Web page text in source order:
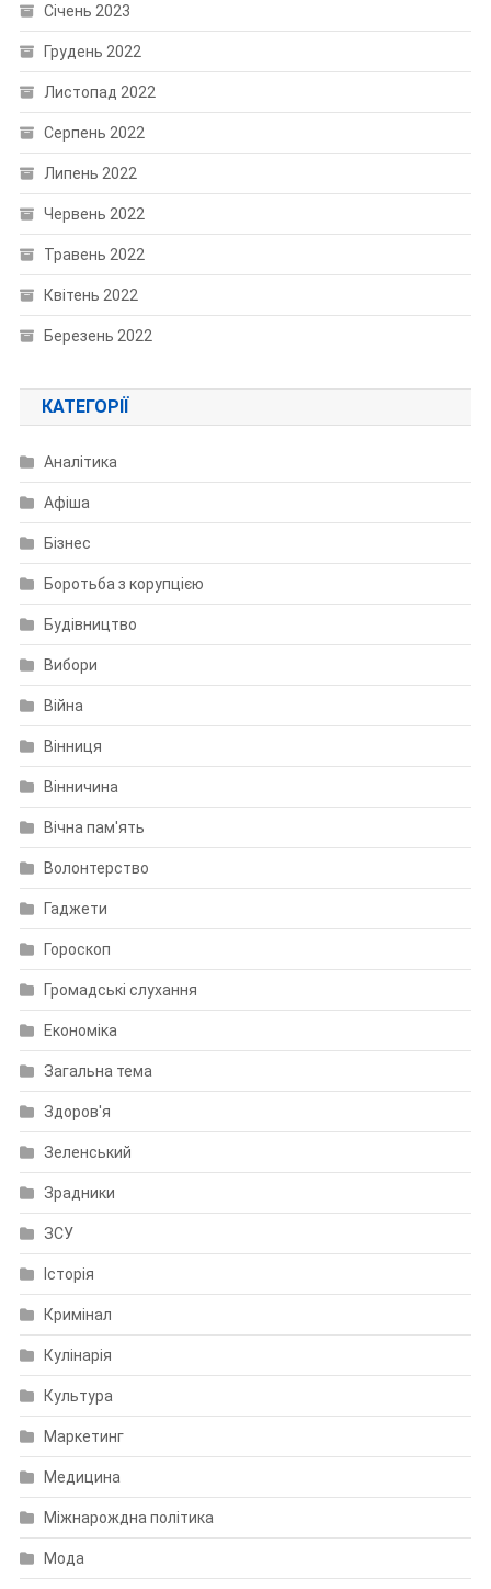
Січень 2023
Грудень 2022
Листопад 2022
Серпень 2022
Липень 2022
Червень 2022
Травень 2022
Квітень 2022
Березень 2022
КАТЕГОРІЇ
Аналітика
Афіша
Бізнес
Боротьба з корупцією
Будівництво
Вибори
Війна
Вінниця
Вінничина
Вічна пам'ять
Волонтерство
Гаджети
Гороскоп
Громадські слухання
Економіка
Загальна тема
Здоров'я
Зеленський
Зрадники
ЗСУ
Історія
Кримінал
Кулінарія
Культура
Маркетинг
Медицина
Міжнарождна політика
Мода